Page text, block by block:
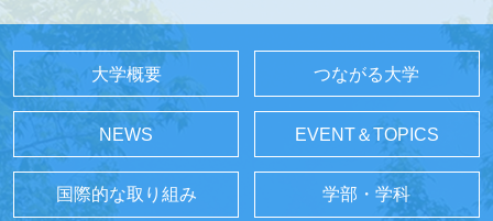
大学概要 つながる大学
NEWS EVENT＆TOPICS
国際的な取り組み 学部・学科